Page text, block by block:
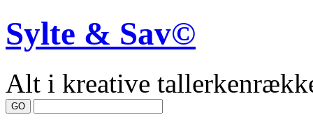
Sylte & Sav©
Alt i kreative